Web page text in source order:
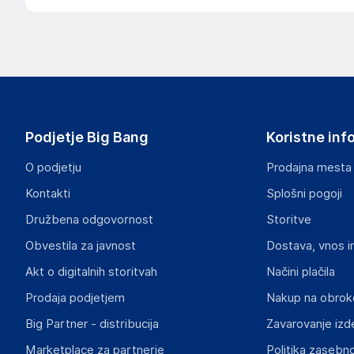
Podjetje Big Bang
O podjetju
Kontakti
Družbena odgovornost
Obvestila za javnost
Akt o digitalnih storitvah
Prodaja podjetjem
Big Partner - distribucija
Marketplace za partnerje
Koristne
Prodajna mesta
Splošni pogoji
Storitve
Dostava, vnos
Načini plačila
Nakup na
Zavarovanje
Politika